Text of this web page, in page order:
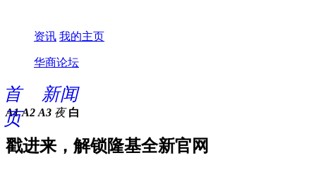
资讯 我的主页
华商论坛
首
页
新闻
A1 A2 A3 夜 白
戳进来，解锁隆基全新官网